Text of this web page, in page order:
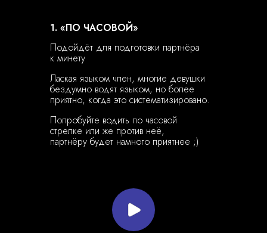
1. «ПО ЧАСОВОЙ»
Подойдёт для подготовки партнёра
к минету
Попробуйте водить по часовой
стрелке или же против неё,
партнёру будет намного приятнее ;)
Лаская языком член, многие девушки
бездумно водят языком, но более
приятно, когда это систематизировано.